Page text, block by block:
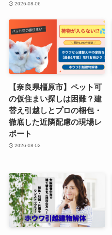
2026-08-06
【奈良県橿原市】ペット可
の仮住まい探しは困難？建
替え引越しとプロの梱包・
徹底した近隣配慮の現場レ
ポート
2026-08-02